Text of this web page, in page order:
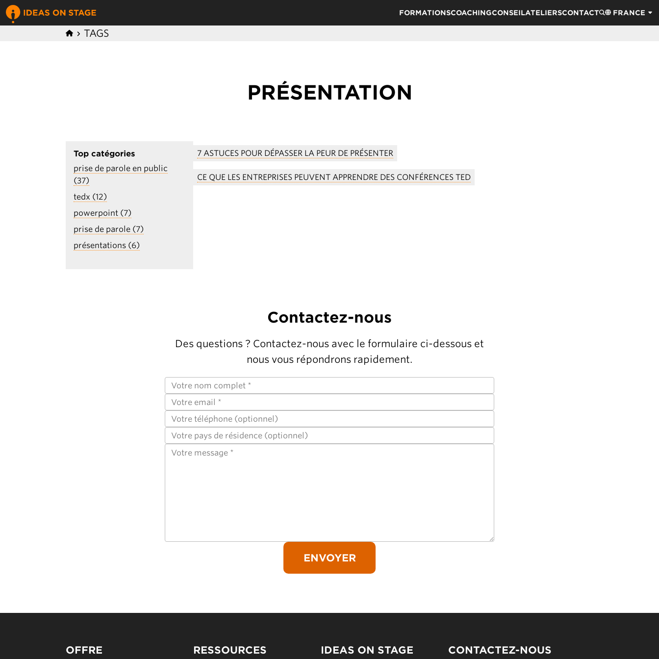
FORMATIONSCOACHINGCONSEILATELIERSCONTACT FRANCE
TAGS
PRÉSENTATION
7 ASTUCES POUR DÉPASSER LA PEUR DE PRÉSENTER
CE QUE LES ENTREPRISES PEUVENT APPRENDRE DES CONFÉRENCES TED
Top catégories
prise de parole en public
(37)
tedx (12)
powerpoint (7)
prise de parole (7)
présentations (6)
Contactez-nous
Des questions ? Contactez-nous avec le formulaire ci-dessous et
nous vous répondrons rapidement.
OFFRE RESSOURCES IDEAS ON STAGE CONTACTEZ-NOUS